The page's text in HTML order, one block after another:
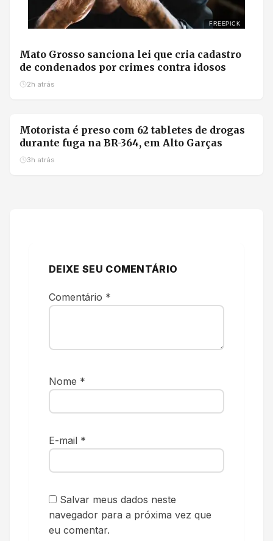
FREEPICK
Mato Grosso sanciona lei que cria cadastro
de condenados por crimes contra idosos
2h atrás
Motorista é preso com 62 tabletes de drogas
durante fuga na BR-364, em Alto Garças
3h atrás
DEIXE SEU COMENTÁRIO
Comentário *
Nome *
E-mail *
Salvar meus dados neste
navegador para a próxima vez que
eu comentar.